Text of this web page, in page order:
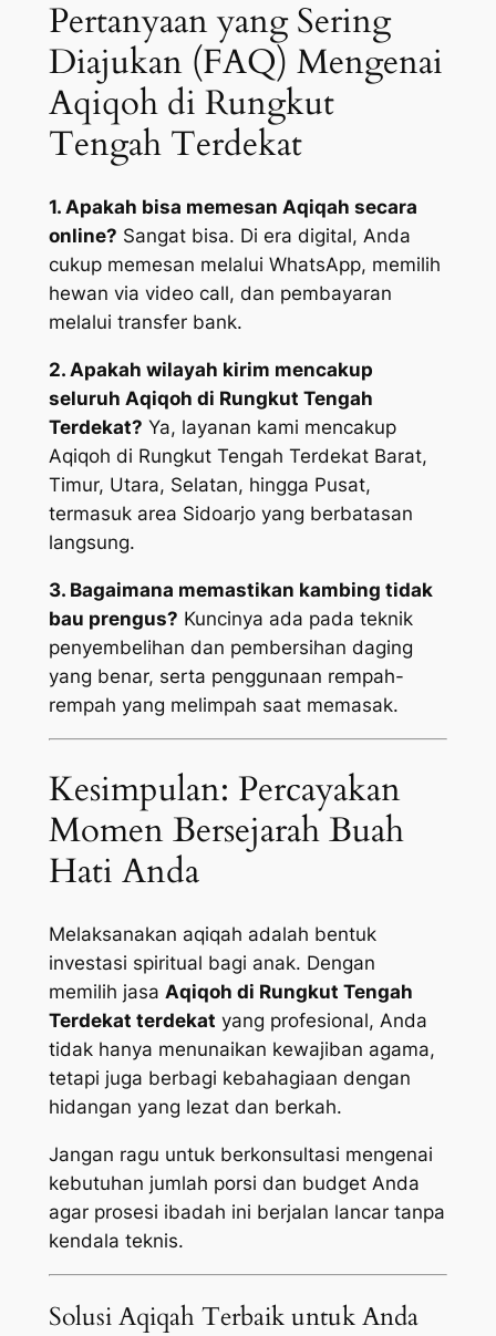
Pertanyaan yang Sering
Diajukan (FAQ) Mengenai
Aqiqoh di Rungkut
Tengah Terdekat
1. Apakah bisa memesan Aqiqah secara
online? Sangat bisa. Di era digital, Anda
cukup memesan melalui WhatsApp, memilih
hewan via video call, dan pembayaran
melalui transfer bank.
2. Apakah wilayah kirim mencakup
seluruh Aqiqoh di Rungkut Tengah
Terdekat? Ya, layanan kami mencakup
Aqiqoh di Rungkut Tengah Terdekat Barat,
Timur, Utara, Selatan, hingga Pusat,
termasuk area Sidoarjo yang berbatasan
langsung.
3. Bagaimana memastikan kambing tidak
bau prengus? Kuncinya ada pada teknik
penyembelihan dan pembersihan daging
yang benar, serta penggunaan rempah-
rempah yang melimpah saat memasak.
Kesimpulan: Percayakan
Momen Bersejarah Buah
Hati Anda
Melaksanakan aqiqah adalah bentuk
investasi spiritual bagi anak. Dengan
memilih jasa Aqiqoh di Rungkut Tengah
Terdekat terdekat yang profesional, Anda
tidak hanya menunaikan kewajiban agama,
tetapi juga berbagi kebahagiaan dengan
hidangan yang lezat dan berkah.
Jangan ragu untuk berkonsultasi mengenai
kebutuhan jumlah porsi dan budget Anda
agar prosesi ibadah ini berjalan lancar tanpa
kendala teknis.
Solusi Aqiqah Terbaik untuk Anda